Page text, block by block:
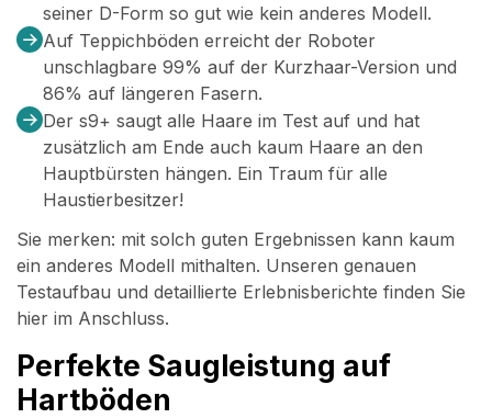
seiner D-Form so gut wie kein anderes Modell.
Auf Teppichböden erreicht der Roboter
unschlagbare 99% auf der Kurzhaar-Version und
86% auf längeren Fasern.
Der s9+ saugt alle Haare im Test auf und hat
zusätzlich am Ende auch kaum Haare an den
Hauptbürsten hängen. Ein Traum für alle
Haustierbesitzer!
Sie merken: mit solch guten Ergebnissen kann kaum
ein anderes Modell mithalten. Unseren genauen
Testaufbau und detaillierte Erlebnisberichte finden Sie
hier im Anschluss.
Perfekte Saugleistung auf
Hartböden